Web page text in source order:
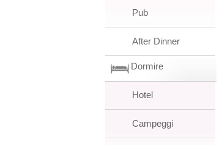
Pub
After Dinner
Dormire
Hotel
Campeggi